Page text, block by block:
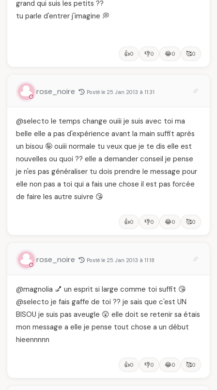
grand qui suis les petits ??
tu parle d'entrer j'imagine 💭
👍0 👎0 😂0 🥰0
rose_noire Posté le 25 Jan 2013 à 11:31
@selecto le temps change ouiii je suis avec toi ma
belle elle a pas d'expérience avant la main suffit après
un bisou 🤪 ouiii normale tu veux que je te dis elle est
nouvelles ou quoi ?? elle a demander conseil je pense
je n'es pas généraliser tu dois prendre le message pour
elle non pas a toi qui a fais une chose il est pas forcée
de faire les autre suivre 😘
👍0 👎0 😂0 🥰0
rose_noire Posté le 25 Jan 2013 à 11:18
@magnolia 💅 un esprit si large comme toi suffit 😘
@selecto je fais gaffe de toi ?? je sais que c'est UN
BISOU je suis pas aveugle 😲 elle doit se retenir sa étais
mon message a elle je pense tout chose a un début
hieennnnn
👍0 👎0 😂0 🥰0